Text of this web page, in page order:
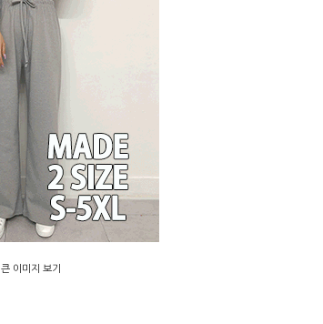
큰 이미지 보기